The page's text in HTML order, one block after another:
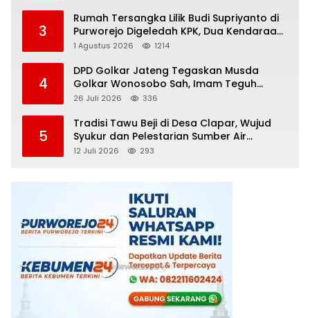
3
Rumah Tersangka Lilik Budi Supriyanto di
Purworejo Digeledah KPK, Dua Kendaraan
Diamankan
1 Agustus 2026 1214
4
DPD Golkar Jateng Tegaskan Musda
Golkar Wonosobo Sah, Imam Teguh
Purnomo Terpilih Secara Aklamasi
26 Juli 2026 336
5
Tradisi Tawu Beji di Desa Clapar, Wujud
Syukur dan Pelestarian Sumber Air
Kehidupan yang Tak Pernah Kering
12 Juli 2026 293